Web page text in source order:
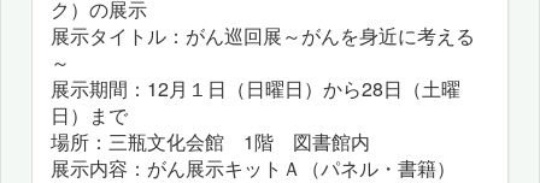
ク）の展示
展示タイトル：がん巡回展～がんを身近に考える
～
展示期間：12月１日（日曜日）から28日（土曜
日）まで
場所：三瓶文化会館 1階 図書館内
展示内容：がん展示キットＡ（パネル・書籍）